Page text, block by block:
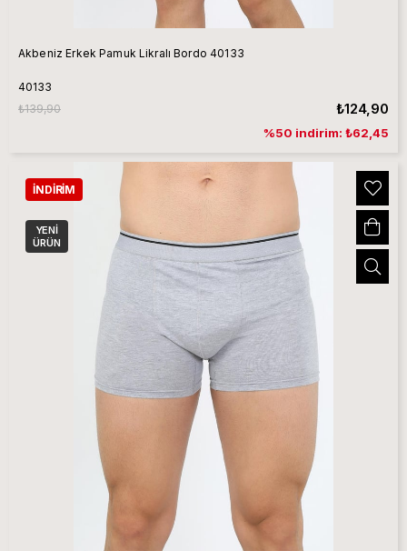
Akbeniz Erkek Pamuk Likralı Bordo 40133
40133
₺124,90
₺139,90
%50 indirim: ₺62,45
İNDIRIM
YENI
ÜRÜN